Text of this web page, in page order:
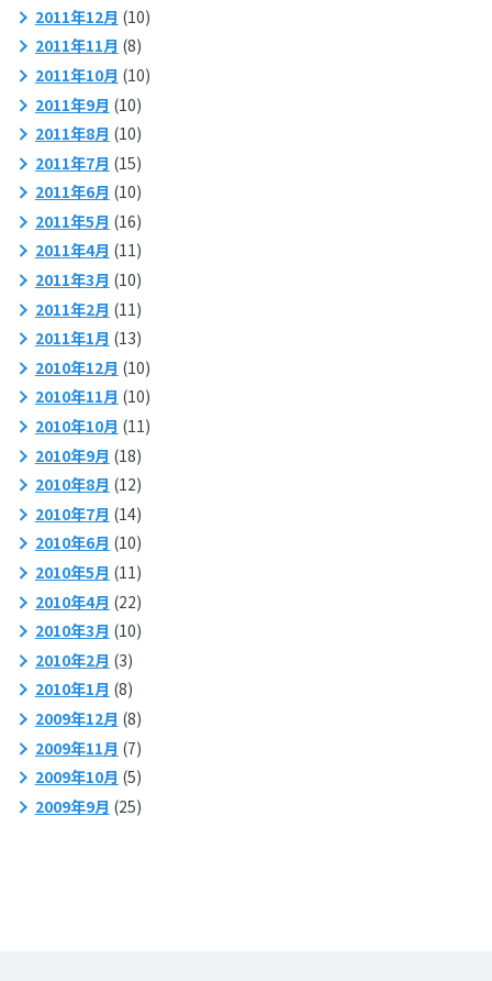
2011年12月 (10)
2011年11月 (8)
2011年10月 (10)
2011年9月 (10)
2011年8月 (10)
2011年7月 (15)
2011年6月 (10)
2011年5月 (16)
2011年4月 (11)
2011年3月 (10)
2011年2月 (11)
2011年1月 (13)
2010年12月 (10)
2010年11月 (10)
2010年10月 (11)
2010年9月 (18)
2010年8月 (12)
2010年7月 (14)
2010年6月 (10)
2010年5月 (11)
2010年4月 (22)
2010年3月 (10)
2010年2月 (3)
2010年1月 (8)
2009年12月 (8)
2009年11月 (7)
2009年10月 (5)
2009年9月 (25)